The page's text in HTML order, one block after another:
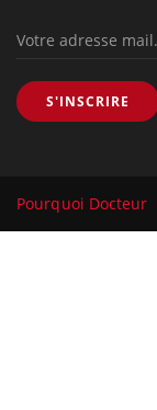
S'INSCRIRE
Pourquoi Docteur